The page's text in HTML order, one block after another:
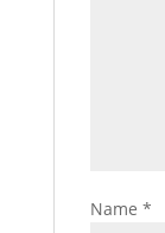
Name *